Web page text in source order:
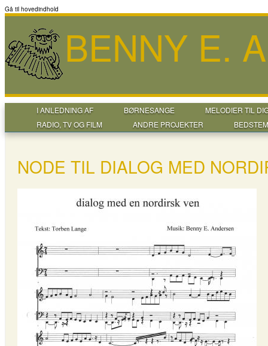
Gå til hovedindhold
BENNY E.
I ANLEDNING AF BØRNESANGE
MELODIER TIL
RADIO, TV OG FILM
ANDRE PROJEKTER
NODE TIL DIALOG MED